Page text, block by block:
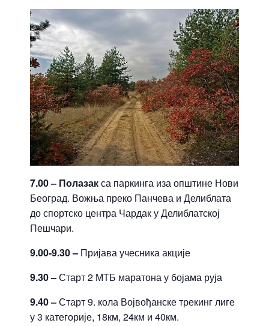
7.00 – Полазакса паркинга иза општине Нови
Београд. Вожња преко Панчева и Делиблата
до спортско центра Чардак у Делиблатској
Пешчари.
9.00-9.30– Пријава учесника акције
9.30 –Старт 2 МТБ маратона у бојама руја
9.40–Старт 9. кола Војвођанске трекинг лиге
у 3 категорије, 18км, 24км и 40км.